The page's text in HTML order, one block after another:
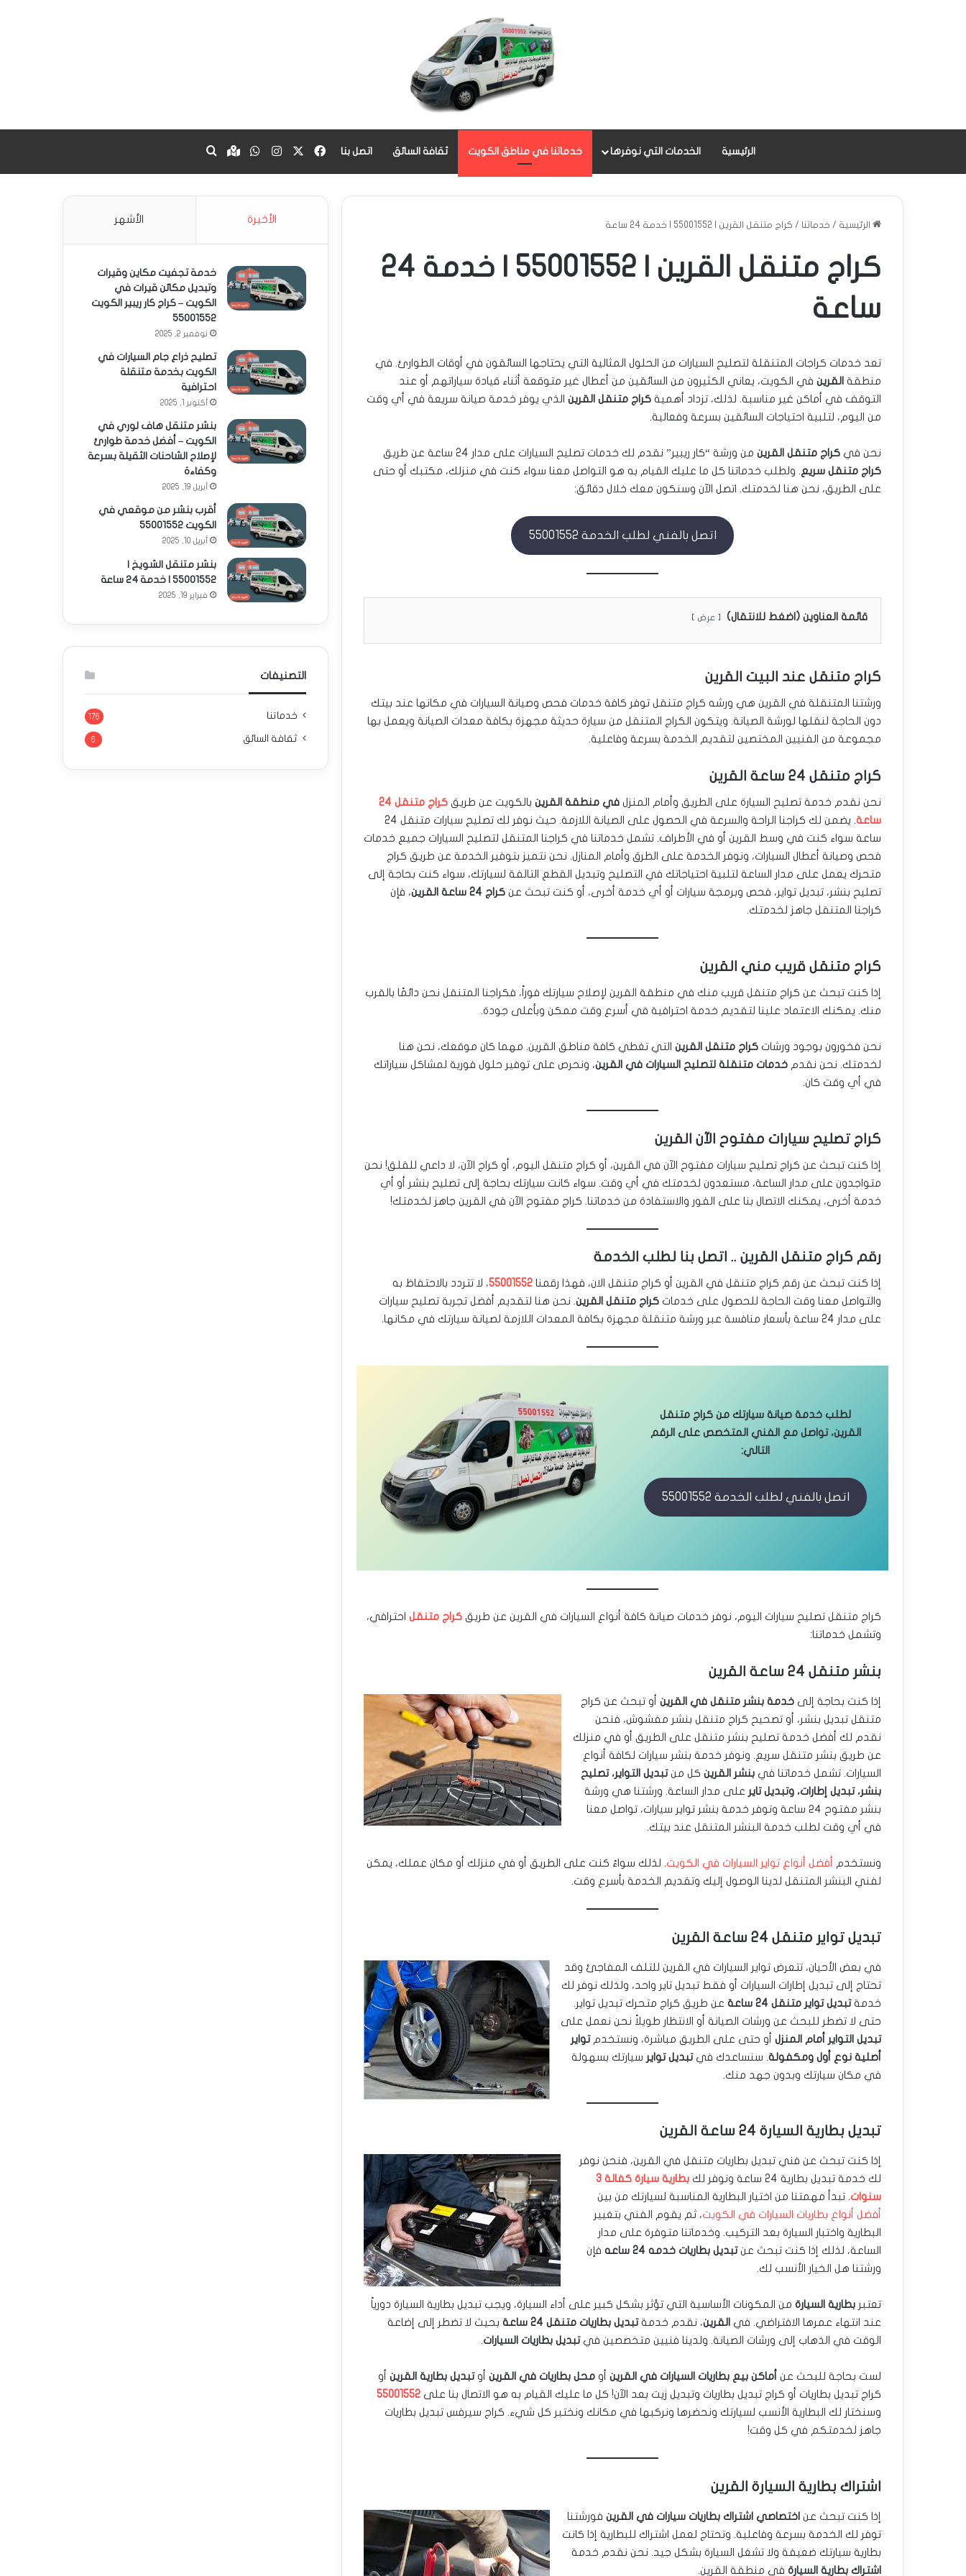
الرئيسية الخدمات التي نوفرها خدماتنا في مناطق الكويت ثقافة السائق اتصل بنا فيسبوكانستقرام
واتسابGoogle maps
بحث عن
الرئيسية / خدماتنا / كراج متنقل القرين | 55001552 | خدمة 24 ساعة
كراج متنقل القرين | 55001552 | خدمة 24
ساعة
تعد خدمات كراجات المتنقلة لتصليح السيارات من الحلول المثالية التي يحتاجها السائقون في أوقات الطوارئ. في
منطقة القرين في الكويت، يعاني الكثيرون من السائقين من أعطال غير متوقعة أثناء قيادة سياراتهم أو عند
التوقف في أماكن غير مناسبة. لذلك، تزداد أهمية كراج متنقل القرين الذي يوفر خدمة صيانة سريعة في أي وقت
من اليوم، لتلبية احتياجات السائقين بسرعة وفعالية.
نحن في كراج متنقل القرين من ورشة “كار ريبير” نقدم لك خدمات تصليح السيارات على مدار 24 ساعة عن طريق
كراج متنقل سريع. ولطلب خدماتنا كل ما عليك القيام به هو التواصل معنا سواء كنت في منزلك، مكتبك أو حتى
على الطريق، نحن هنا لخدمتك. اتصل الآن وسنكون معك خلال دقائق:
اتصل بالفني لطلب الخدمة 55001552
قائمة العناوين (اضغط للانتقال) عرض
كراج متنقل عند البيت القرين
ورشتنا المتنقلة في القرين هي ورشه كراج متنقل توفر كافة خدمات فحص وصيانة السيارات في مكانها عند بيتك
دون الحاجة لنقلها لورشة الصيانة. ويتكون الكراج المتنقل من سيارة حديثة مجهزة بكافة معدات الصيانة ويعمل بها
مجموعة من الفنيين المختصين لتقديم الخدمة بسرعة وفاعلية.
كراج متنقل 24 ساعة القرين
نحن نقدم خدمة تصليح السيارة على الطريق وأمام المنزل في منطقة القرين بالكويت عن طريق
كراج متنقل 24
ساعة
. يضمن لك كراجنا الراحة والسرعة في الحصول على الصيانة اللازمة. حيث نوفر لك تصليح سيارات متنقل 24
ساعة سواء كنت في وسط القرين أو في الأطراف. تشمل خدماتنا في كراجنا المتنقل لتصليح السيارات جميع خدمات
فحص وصيانة أعطال السيارات، ونوفر الخدمة على الطرق وأمام المنازل. نحن نتميز بتوفير الخدمة عن طريق كراج
متحرك يعمل على مدار الساعة لتلبية احتياجاتك في التصليح وتبديل القطع التالفة لسيارتك، سواء كنت بحاجة إلى
تصليح بنشر، تبديل تواير، فحص وبرمجة سيارات أو أي خدمة أخرى، أو كنت تبحث عن كراج 24 ساعة القرين
، فإن
كراجنا المتنقل جاهز لخدمتك.
كراج متنقل قريب مني القرين
إذا كنت تبحث عن كراج متنقل قريب منك في منطقة القرين لإصلاح سيارتك فوراً، فكراجنا المتنقل نحن دائمًا بالقرب
منك. يمكنك الاعتماد علينا لتقديم خدمة احترافية في أسرع وقت ممكن وبأعلى جودة.
نحن فخورون بوجود ورشات كراج متنقل القرين التي تغطي كافة مناطق القرين. مهما كان موقعك، نحن هنا
لخدمتك. نحن نقدم خدمات متنقلة لتصليح السيارات في القرين، ونحرص على توفير حلول فورية لمشاكل سياراتك
في أي وقت كان.
كراج تصليح سيارات مفتوح الآن القرين
إذا كنت تبحث عن كراج تصليح سيارات مفتوح الآن في القرين، أو كراج متنقل اليوم، أو كراج الآن، لا داعي للقلق! نحن
متواجدون على مدار الساعة، مستعدون لخدمتك في أي وقت. سواء كانت سيارتك بحاجة إلى تصليح بنشر أو أي
خدمة أخرى، يمكنك الاتصال بنا على الفور والاستفادة من خدماتنا. كراج مفتوح الآن في القرين جاهز لخدمتك!
رقم كراج متنقل القرين .. اتصل بنا لطلب الخدمة
إذا كنت تبحث عن رقم كراج متنقل في القرين أو كراج متنقل الان، فهذا رقمنا 55001552، لا تتردد بالاحتفاظ به
والتواصل معنا وقت الحاجة للحصول على خدمات كراج متنقل القرين. نحن هنا لتقديم أفضل تجربة تصليح سيارات
على مدار 24 ساعة بأسعار منافسة عبر ورشة متنقلة مجهزة بكافة المعدات اللازمة لصيانة سيارتك في مكانها.
لطلب خدمة صيانة سيارتك من كراج متنقل
القرين، تواصل مع الفني المتخصص على الرقم
التالي:
اتصل بالفني لطلب الخدمة 55001552
كراج متنقل تصليح سيارات اليوم، نوفر خدمات صيانة كافة أنواع السيارات في القرين عن طريق كراج متنقل احترافي،
وتشمل خدماتنا:
بنشر متنقل 24 ساعة القرين
إذا كنت بحاجة إلى خدمة بنشر متنقل في القرين أو تبحث عن كراج
متنقل تبديل بنشر، أو تصحيح كراج متنقل بنشر مفشوش، فنحن
نقدم لك أفضل خدمة تصليح بنشر متنقل على الطريق أو في منزلك
عن طريق بنشر متنقل سريع. ونوفر خدمة بنشر سيارات لكافة أنواع
السيارات. تشمل خدماتنا في بنشر القرين كل منتبديل التواير، تصليح
بنشر، تبديل إطارات، وتبديل تاير على مدار الساعة. ورشتنا هي ورشة
بنشر مفتوح ٢٤ ساعة وتوفر خدمة بنشر تواير سيارات، تواصل معنا
في أي وقت لطلب خدمة البنشر المتنقل عند بيتك.
ونستخدم أفضل أنواع تواير السيارات في الكويت. لذلك سواءً كنت على الطريق أو في منزلك أو مكان عملك، يمكن
لفني البنشر المتنقل لدينا الوصول إليك وتقديم الخدمة بأسرع وقت.
تبديل تواير متنقل 24 ساعة القرين
في بعض الأحيان، تتعرض تواير السيارات في القرين للتلف المفاجئ وقد
تحتاج إلى تبديل إطارات السيارات أو فقط تبديل تاير واحد، ولذلك نوفر لك
خدمةتبديل تواير متنقل 24 ساعة
عن طريق كراج متحرك تبديل تواير.
حتى لا تضطر للبحث عن ورشات الصيانة أو الانتظار طويلاً نحن نعمل على
تبديل التواير أمام المنزل أو حتى على الطريق مباشرة، ونستخدمتواير
أصلية نوع أول ومكفولة. سنساعدك فيتبديل تواير سيارتك بسهولة
في مكان سيارتك وبدون جهد منك.
تبديل بطارية السيارة 24 ساعة القرين
إذا كنت تبحث عن فني تبديل بطاريات متنقل في القرين، فنحن نوفر
لك خدمة تبديل بطارية 24 ساعة ونوفر لك
بطارية سيارة كفالة 3
سنوات. تبدأ مهمتنا من اختيار البطارية المناسبة لسيارتك من بين
أفضل أنواع بطاريات السيارات في الكويت، ثم يقوم الفني بتغيير
البطارية واختبار السيارة بعد التركيب. وخدماتنا متوفرة على مدار
الساعة، لذلك إذا كنت تبحث عنتبديل بطاريات خدمه 24 ساعه
فإن
ورشتنا هل الخيار الأنسب لك.
تعتبر بطارية السيارة من المكونات الأساسية التي تؤثر بشكل كبير على أداء السيارة، ويجب تبديل بطارية السيارة دورياً
عند انتهاء عمرها الافتراضي. في القرين، نقدم خدمةتبديل بطاريات متنقل 24 ساعة
بحيث لا تضطر إلى إضاعة
الوقت في الذهاب إلى ورشات الصيانة. ولدينا فنيين متخصصين فيتبديل بطاريات السيارات.
لست بحاجة للبحث عن أماكن بيع بطاريات السيارات في القرين أو محل بطاريات في القرين أوتبديل بطارية القرين أو
كراج تبديل بطاريات أو كراج تبديل بطاريات وتبديل زيت بعد الآن! كل ما عليك القيام به هو الاتصال بنا على 55001552
وسنختار لك البطارية الأنسب لسيارتك ونحضرها ونركبها في مكانك ونختبر كل شيء. كراج سيرفس تبديل بطاريات
جاهز لخدمتكم في كل وقت!
اشتراك بطارية السيارة القرين
إذا كنت تبحث عن اختصاصي اشتراك بطاريات سيارات في القرين فورشتنا
توفر لك الخدمة بسرعة وفاعلية. وتحتاج لعمل اشتراك للبطارية إذا كانت
بطارية سيارتك ضعيفة ولا تشغل السيارة بشكل جيد. نحن نقدم خدمة
اشتراك بطارية السيارة في منطقة القرين.
الأخيرة الأشهر
خدمة تجفيت مكاين وقيرات
وتبديل مكائن قيرات في
الكويت – كراج كار ريبير الكويت
55001552
نوفمبر 2, 2025
تصليح ذراع جام السيارات في
الكويت بخدمة متنقلة
احترافية
أكتوبر 1, 2025
بنشر متنقل هاف لوري في
الكويت – أفضل خدمة طوارئ
لإصلاح الشاحنات الثقيلة بسرعة
وكفاءة
أبريل 19, 2025
أقرب بنشر من موقعي في
الكويت 55001552
أبريل 10, 2025
بنشر متنقل الشويخ |
55001552 | خدمة 24 ساعة
فبراير 19, 2025
التصنيفات
خدماتنا 176
ثقافة السائق 6